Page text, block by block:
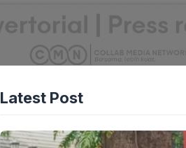
Latest Post